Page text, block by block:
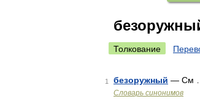
Толкование
1 безоружный — См …
Словарь синонимов